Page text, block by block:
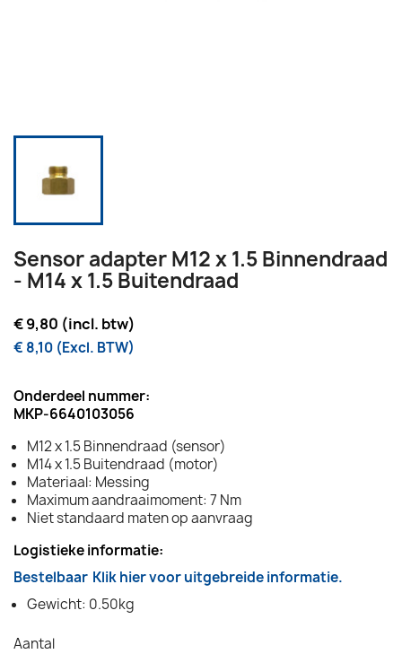
Sensor adapter M12 x 1.5 Binnendraad
- M14 x 1.5 Buitendraad
€ 9,80 (incl. btw)
€ 8,10 (Excl. BTW)
Onderdeel nummer:
MKP-6640103056
M12 x 1.5 Binnendraad (sensor)
M14 x 1.5 Buitendraad (motor)
Materiaal: Messing
Maximum aandraaimoment: 7 Nm
Niet standaard maten op aanvraag
Logistieke informatie:
Bestelbaar Klik hier voor uitgebreide informatie.
Gewicht: 0.50kg
Aantal